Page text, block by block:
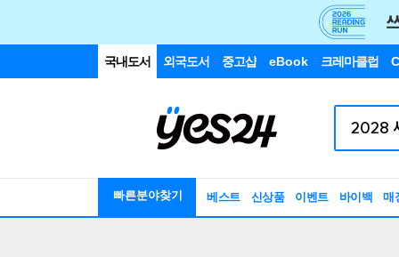
국내도서 외국도서 중고샵 eBook 크레마클럽
빠른분야찾기 베스트 신상품 이벤트 바이백 매